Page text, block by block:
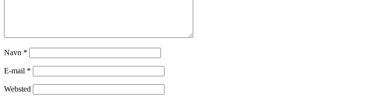
Navn *
E-mail *
Websted